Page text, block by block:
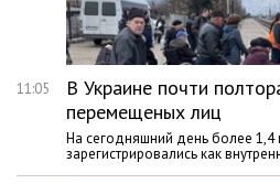
11:05
В Украине почти
перемещеных лиц
На сегодняшний день более 1,4
зарегистрировались как